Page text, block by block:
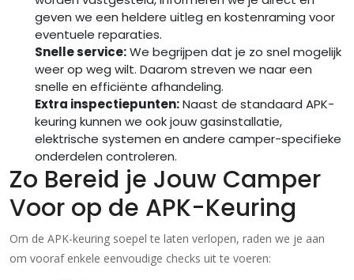
geven we een heldere uitleg en kostenraming voor
eventuele reparaties.
Snelle service:We begrijpen dat je zo snel mogelijk
weer op weg wilt. Daarom streven we naar een
snelle en efficiënte afhandeling.
Extra inspectiepunten:Naast de standaard APK-
keuring kunnen we ook jouw gasinstallatie,
elektrische systemen en andere camper-specifieke
onderdelen controleren.
Zo Bereid je Jouw Camper
Voor op de APK-Keuring
Om de APK-keuring soepel te laten verlopen, raden we je aan
om vooraf enkele eenvoudige checks uit te voeren: